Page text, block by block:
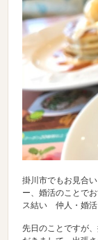
掛川市でもお見合
ー、婚活のことで
ス結い 仲人・婚活
先日のことですが